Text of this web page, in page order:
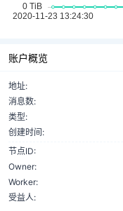
账户概览
地址:
消息数:
类型:
创建时间:
节点ID:
Owner:
Worker:
受益人: